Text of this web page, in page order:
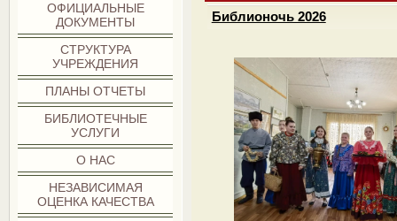
ОФИЦИАЛЬНЫЕ
ДОКУМЕНТЫ
СТРУКТУРА
УЧРЕЖДЕНИЯ
ПЛАНЫ ОТЧЕТЫ
БИБЛИОТЕЧНЫЕ
УСЛУГИ
О НАС
НЕЗАВИСИМАЯ
ОЦЕНКА КАЧЕСТВА
Библионочь 2026